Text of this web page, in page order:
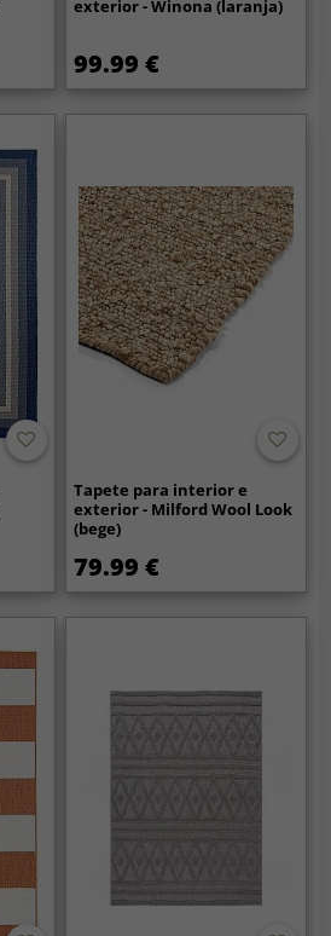
exterior - Winona (laranja)
99.99 €
Tapete para interior e
exterior - Milford Wool Look
(bege)
79.99 €